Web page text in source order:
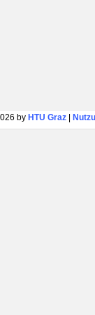
by HTU Graz|